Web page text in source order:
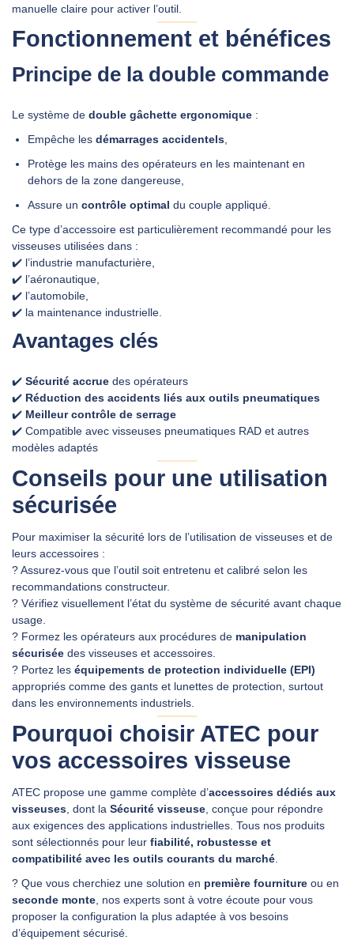
manuelle claire pour activer l’outil.
Fonctionnement et bénéfices
Principe de la double commande
Le système de double gâchette ergonomique :
Empêche les démarrages accidentels,
Protège les mains des opérateurs en les maintenant en
dehors de la zone dangereuse,
Assure un contrôle optimal du couple appliqué.
Ce type d’accessoire est particulièrement recommandé pour les
visseuses utilisées dans :
✔️ l’industrie manufacturière,
✔️ l’aéronautique,
✔️ l’automobile,
✔️ la maintenance industrielle.
Avantages clés
✔️ Sécurité accrue des opérateurs
✔️ Réduction des accidents liés aux outils pneumatiques
✔️ Meilleur contrôle de serrage
✔️ Compatible avec visseuses pneumatiques RAD et autres
modèles adaptés
Conseils pour une utilisation
sécurisée
Pour maximiser la sécurité lors de l’utilisation de visseuses et de
leurs accessoires :
? Assurez‑vous que l’outil soit entretenu et calibré selon les
recommandations constructeur.
? Vérifiez visuellement l’état du système de sécurité avant chaque
usage.
? Formez les opérateurs aux procédures de manipulation
sécurisée des visseuses et accessoires.
? Portez les équipements de protection individuelle (EPI)
appropriés comme des gants et lunettes de protection, surtout
dans les environnements industriels.
Pourquoi choisir ATEC pour
vos accessoires visseuse
ATEC propose une gamme complète d’accessoires dédiés aux
visseuses , dont la Sécurité visseuse , conçue pour répondre
aux exigences des applications industrielles. Tous nos produits
sont sélectionnés pour leur fiabilité, robustesse et
compatibilité avec les outils courants du marché
? Que vous cherchiez une solution en première fourniture ou en
seconde monte , nos experts sont à votre écoute pour vous
proposer la configuration la plus adaptée à vos besoins
d’équipement sécurisé.